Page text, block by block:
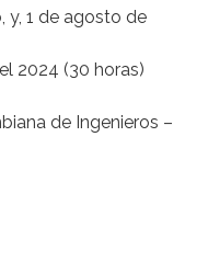
y, 1 de agosto de
2024 (30 horas)
de Ingenieros –